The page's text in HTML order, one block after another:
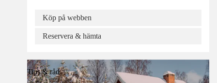
Köp på webben
Reservera & hämta
Tips & råd